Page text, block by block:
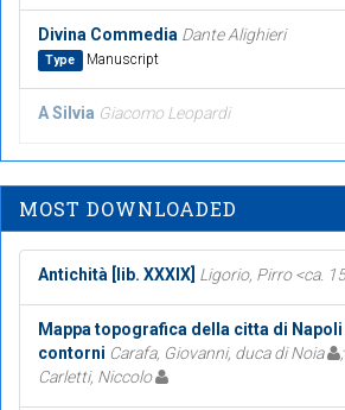
Divina Commedia Dante Alighieri
Type Manuscript
A Silvia Giacomo Leopardi
MOST DOWNLOADED
Antichità [lib. XXXIX] Ligorio, Pirro <ca.
Mappa topografica della citta di Napoli
contorni Carafa, Giovanni, duca di Noia
Carletti, Niccolo